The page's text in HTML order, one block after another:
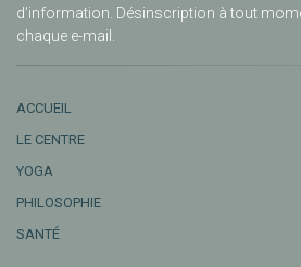
d’information. Désinscription à tout
chaque e-mail.
ACCUEIL
LE CENTRE
YOGA
PHILOSOPHIE
SANTÉ